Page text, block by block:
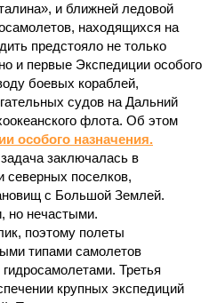
и ближней ледовой
находящихся на
предстояло не только
и первые Экспедиции особого
боевых кораблей,
судов на Дальний
флота. Об этом
особого назначения.
заключалась в
северных поселков,
с Большой Землей.
но нечастыми.
поэтому полеты
типами самолетов
Третья
крупных экспедиций